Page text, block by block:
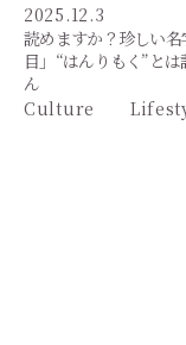
2025.12.3
読めますか？珍しい名
目」“はんりもく”と
ん
Culture